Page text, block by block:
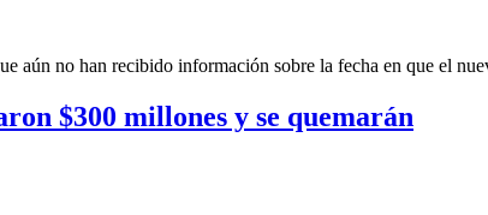
aún no han recibido información sobre la fecha en que el
$300 millones y se quemarán